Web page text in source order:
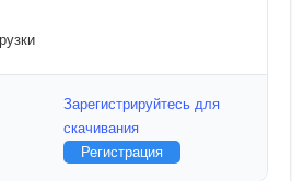
Зарегистрируйтесь для
скачивания
Регистрация